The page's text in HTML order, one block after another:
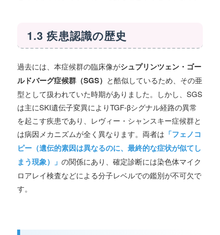
1.3 疾患認識の歴史
過去には、本症候群の臨床像がシュプリンツェン・ゴー
ルドバーグ症候群（SGS） と酷似しているため、その亜
型として扱われていた時期がありました。しかし、SGS
は主にSKI遺伝子変異によりTGF-βシグナル経路の異常
を起こす疾患であり、レヴィー・シャンスキー症候群と
は病因メカニズムが全く異なります。両者は 「フェノコ
ピー（遺伝的素因は異なるのに、最終的な症状が似てし
まう現象）」 の関係にあり、確定診断には染色体マイク
ロアレイ検査などによる分子レベルでの鑑別が不可欠で
す。